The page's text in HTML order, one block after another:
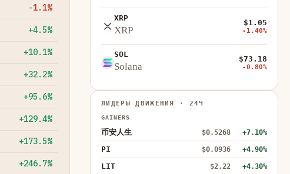
-1.1%
+4.5%
+10.1%
+32.2%
+95.6%
+129.4%
+173.5%
+246.7%
XRP
XRP
$1.05
-1.40%
SOL
Solana
$73.18
-0.80%
ЛИДЕРЫ ДВИЖЕНИЯ · 24Ч
GAINERS
币安人生 $0.5268 +7.10%
PI $0.0936 +4.90%
LIT $2.22 +4.30%